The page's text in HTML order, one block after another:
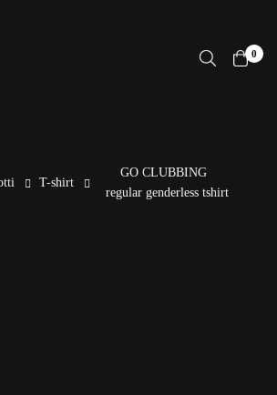
0
T-shirt
GO CLUBBING
regular genderless tshirt